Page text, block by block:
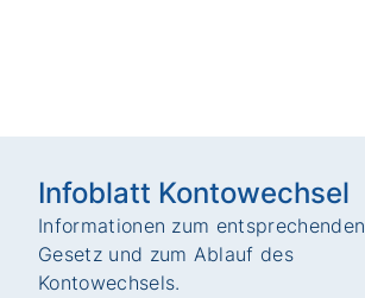
Infoblatt Kontowechsel
Informationen zum entsprechenden
Gesetz und zum Ablauf des
Kontowechsels.